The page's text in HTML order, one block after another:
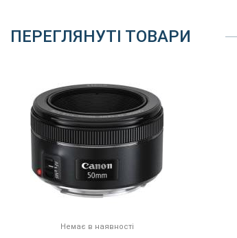
ПЕРЕГЛЯНУТІ ТОВАРИ
Немає в наявності